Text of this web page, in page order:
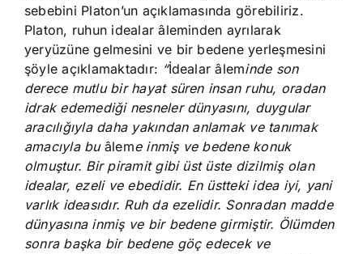
sebebini Platon’un açıklamasında görebiliriz.
Platon, ruhun idealar âleminden ayrılarak
yeryüzüne gelmesini ve bir bedene yerleşmesini
şöyle açıklamaktadır: “İdealar âleminde son
derece mutlu bir hayat süren insan ruhu, oradan
idrak edemediği nesneler dünyasını, duygular
aracılığıyla daha yakından anlamak ve tanımak
amacıyla bu âleme inmiş ve bedene konuk
olmuştur. Bir piramit gibi üst üste dizilmiş olan
idealar, ezeli ve ebedidir. En üstteki idea iyi, yani
varlık ideasıdır. Ruh da ezelidir. Sonradan madde
dünyasına inmiş ve bir bedene girmiştir. Ölümden
sonra başka bir bedene göç edecek ve